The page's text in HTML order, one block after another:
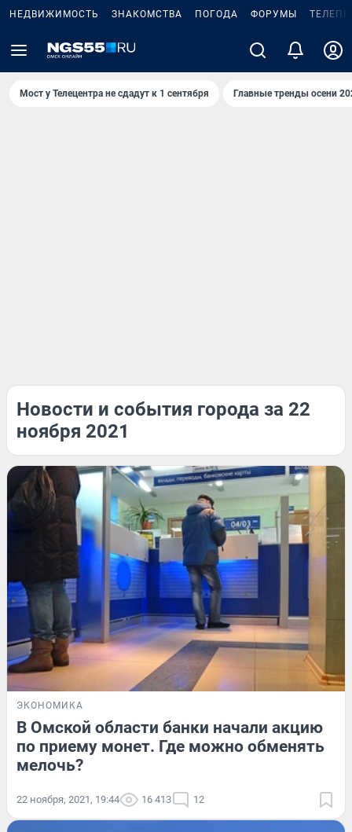
НЕДВИЖИМОСТЬ ЗНАКОМСТВА ПОГОДА ФОРУМЫ
Мост у Телецентра не сдадут к 1 сентября Главные тренды осени
Новости и события города за 22
ноября 2021
ЭКОНОМИКА
В Омской области банки начали акцию
по приему монет. Где можно обменять
мелочь?
22 ноября, 2021, 19:44 16 413 12